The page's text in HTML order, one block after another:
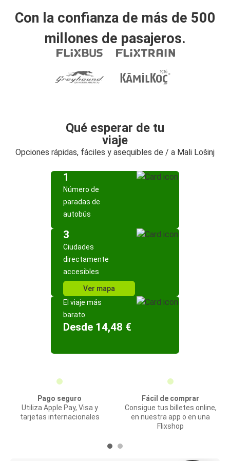
Con la confianza de más de 500
millones de pasajeros.
Qué esperar de tu
viaje
Opciones rápidas, fáciles y asequibles de / a Mali Lošinj
1
Número de
paradas de
autobús
3
Ciudades
directamente
accesibles
Ver mapa
El viaje más
barato
Desde 14,48 €
Pago seguro
Utiliza Apple Pay, Visa y
tarjetas internacionales
Fácil de comprar
Consigue tus billetes online,
en nuestra app o en una
Flixshop